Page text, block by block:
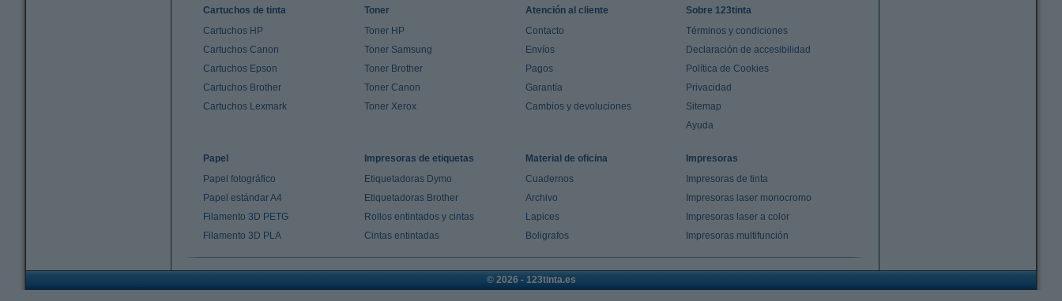
Cartuchos de tinta
Cartuchos HP
Cartuchos Canon
Cartuchos Epson
Cartuchos Brother
Cartuchos Lexmark
Toner
Toner HP
Toner Samsung
Toner Brother
Toner Canon
Toner Xerox
Atención al cliente
Contacto
Envíos
Pagos
Garantía
Cambios y devoluciones
Sobre 123tinta
Términos y condiciones
Declaración de accesibilidad
Política de Cookies
Privacidad
Sitemap
Ayuda
Papel
Papel fotográfico
Papel estándar A4
Filamento 3D PETG
Filamento 3D PLA
Impresoras de etiquetas
Etiquetadoras Dymo
Etiquetadoras Brother
Rollos entintados y cintas
Cintas entintadas
Material de oficina
Cuadernos
Archivo
Lapices
Boligrafos
Impresoras
Impresoras de tinta
Impresoras laser monocromo
Impresoras laser a color
Impresoras multifunción
© 2026 - 123tinta.es